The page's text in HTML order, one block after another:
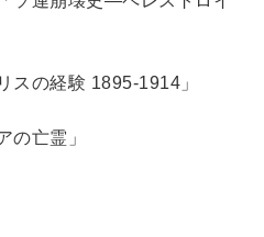
ング・レシピ本・グルメ
スの経験 1895‐1914 」
の亡霊」